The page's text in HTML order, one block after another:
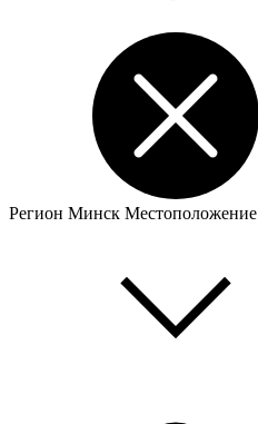
Регион Минск Местоположение